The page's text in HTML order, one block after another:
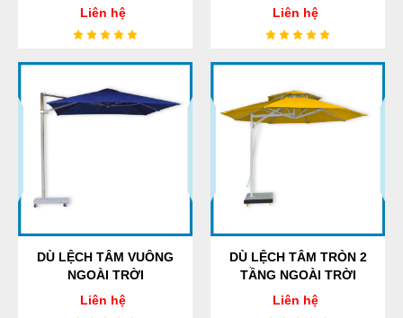
Liên hệ
Liên hệ
DÙ LỆCH TÂM VUÔNG
NGOÀI TRỜI
Liên hệ
DÙ LỆCH TÂM TRÒN 2
TẦNG NGOÀI TRỜI
Liên hệ